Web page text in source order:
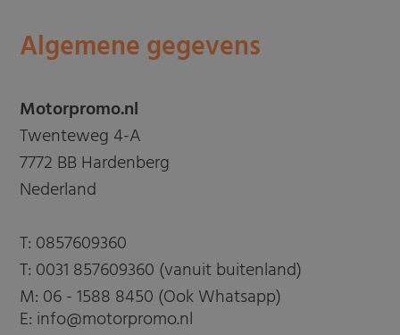
Algemene gegevens
Motorpromo.nl
Twenteweg 4-A
7772 BB Hardenberg
Nederland
T: 0857609360
T: 0031 857609360 (vanuit buitenland)
M: 06 - 1588 8450 (Ook Whatsapp)
E: info@motorpromo.nl